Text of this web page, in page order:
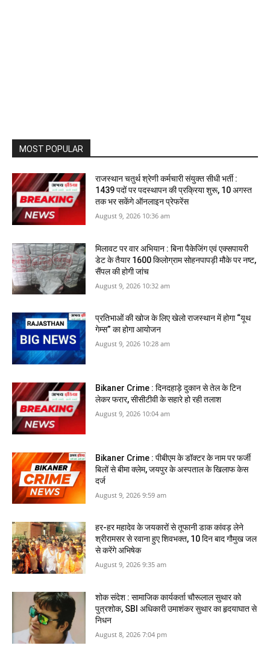
MOST POPULAR
राजस्थान चतुर्थ श्रेणी कर्मचारी संयुक्त सीधी भर्ती :
1439 पदों पर पदस्थापन की प्रक्रिया शुरू, 10 अगस्त
तक भर सकेंगे ऑनलाइन प्रेफरेंस
August 9, 2026 10:36 am
मिलावट पर वार अभियान : बिना पैकेजिंग एवं एक्सपायरी
डेट के तैयार 1600 किलोग्राम सोहनपापड़ी मौके पर नष्ट,
सैंपल की होगी जांच
August 9, 2026 10:32 am
प्रतिभाओं की खोज के लिए खेलो राजस्थान में होगा “यूथ
गेम्स” का होगा आयोजन
August 9, 2026 10:28 am
Bikaner Crime : दिनदहाड़े दुकान से तेल के टिन
लेकर फरार, सीसीटीवी के सहारे हो रही तलाश
August 9, 2026 10:04 am
Bikaner Crime : पीबीएम के डॉक्‍टर के नाम पर फर्जी
बिलों से बीमा क्लेम, जयपुर के अस्पताल के खिलाफ केस
दर्ज
August 9, 2026 9:59 am
हर-हर महादेव के जयकारों से तूफानी डाक कांवड़ लेने
श्रीरामसर से रवाना हुए शिवभक्त, 10 दिन बाद गौमुख जल
से करेंगे अभिषेक
August 9, 2026 9:35 am
शोक संदेश : सामाजिक कार्यकर्ता चौरूलाल सुथार को
पुत्रशोक, SBI अधिकारी उमाशंकर सुथार का हृदयाघात से
निधन
August 8, 2026 7:04 pm